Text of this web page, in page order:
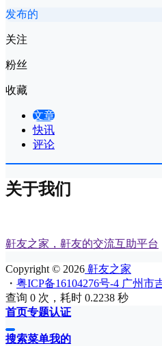
发布的
关注
粉丝
收藏
文章
快讯
评论
关于我们
鼾友之家，鼾友的交流互助平台
Copyright © 2026 鼾友之家
・ 粤ICP备16104276号-4 广州市
查询 0 次，耗时 0.2238 秒
首页专题认证
搜索菜单我的